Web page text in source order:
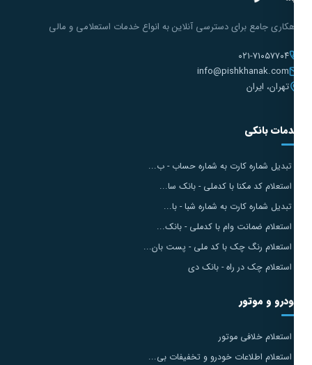
جامع برای دسترسی آنلاین به انواع خدمات استعلامی و مالی
۰۲۱-۷۱۰۵۷۷۰۴
info@pishkhanak.com
تهران، ایران
بانکی
تبدیل شماره کارت به شماره حساب - ب...
استعلام کد مکنا با کدملی - بانک سا...
تبدیل شماره کارت به شماره شبا - با...
استعلام ضمانت وام با کدملی - بانک...
استعلام رنگ چک با کد ملی - پست بان...
استعلام چک در راه - بانک دی
و موتور
استعلام خلافی موتور
استعلام اطلاعات خودرو و تخفیفات بی...